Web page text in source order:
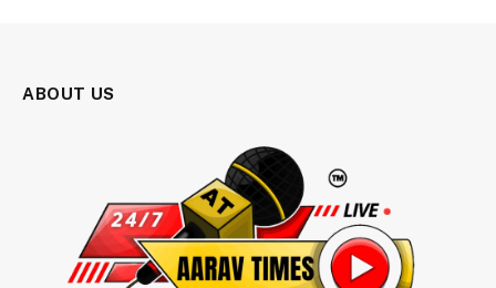
ABOUT US